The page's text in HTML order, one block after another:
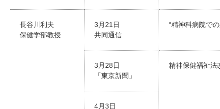
長谷川利夫
保健学部教授
3月21日
共同通信
“精神科病院で
3月28日
「東京新聞」
精神保健福祉法
4月3日